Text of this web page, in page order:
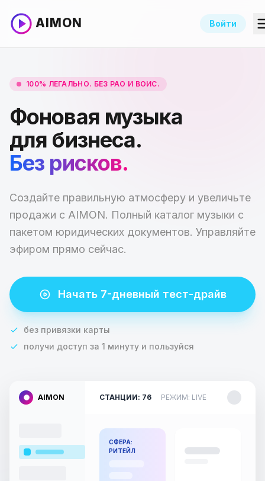
AIMON Войти
100% ЛЕГАЛЬНО. БЕЗ РАО И ВОИС.
Фоновая музыка
для бизнеса.
Без рисков.
Создайте правильную атмосферу и увеличьте
продажи с AIMON. Полный каталог музыки с
пакетом юридических документов. Управляйте
эфиром прямо сейчас.
Начать 7-дневный тест-драйв
без привязки карты
получи доступ за 1 минуту и пользуйся
AIMON СТАНЦИИ: 76 РЕЖИМ: LIVE
СФЕРА:
РИТЕЙЛ